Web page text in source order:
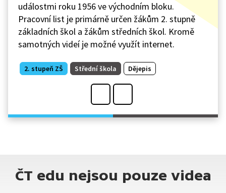
událostmi roku 1956 ve východním bloku.
Pracovní list je primárně určen žákům 2. stupně
základních škol a žákům středních škol. Kromě
samotných videí je možné využít internet.
2. stupeň ZŠ Střední škola Dějepis
ČT edu nejsou pouze videa